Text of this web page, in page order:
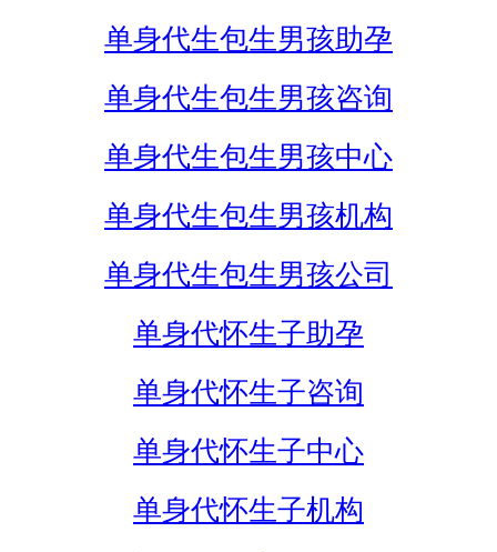
单身代生包生男孩助孕
单身代生包生男孩咨询
单身代生包生男孩中心
单身代生包生男孩机构
单身代生包生男孩公司
单身代怀生子助孕
单身代怀生子咨询
单身代怀生子中心
单身代怀生子机构